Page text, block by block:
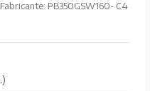
PB350GSW160- C4